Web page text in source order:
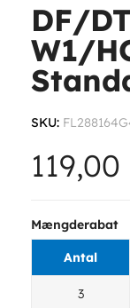
DF/
W1/
SKU
119,00
Mængderabat
Antal
3